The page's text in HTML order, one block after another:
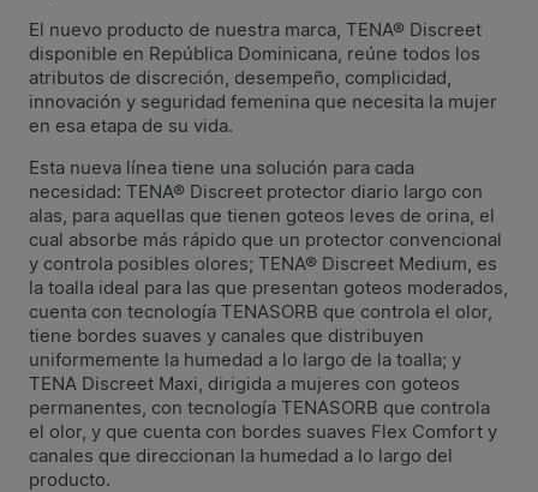
El nuevo producto de nuestra marca, TENA® Discreet
disponible en República Dominicana, reúne todos los
atributos de discreción, desempeño, complicidad,
innovación y seguridad femenina que necesita la mujer
en esa etapa de su vida.
Esta nueva línea tiene una solución para cada
necesidad: TENA® Discreet protector diario largo con
alas, para aquellas que tienen goteos leves de orina, el
cual absorbe más rápido que un protector convencional
y controla posibles olores; TENA® Discreet Medium, es
la toalla ideal para las que presentan goteos moderados,
cuenta con tecnología TENASORB que controla el olor,
tiene bordes suaves y canales que distribuyen
uniformemente la humedad a lo largo de la toalla; y
TENA Discreet Maxi, dirigida a mujeres con goteos
permanentes, con tecnología TENASORB que controla
el olor, y que cuenta con bordes suaves Flex Comfort y
canales que direccionan la humedad a lo largo del
producto.